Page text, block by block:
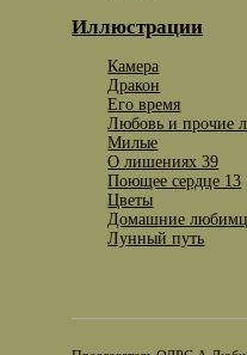
Иллюстрации
Камера
Дракон
Его время
Любовь и прочие
Милые
О лишениях 39
Поющее сердце 13
Цветы
Домашние
Лунный путь